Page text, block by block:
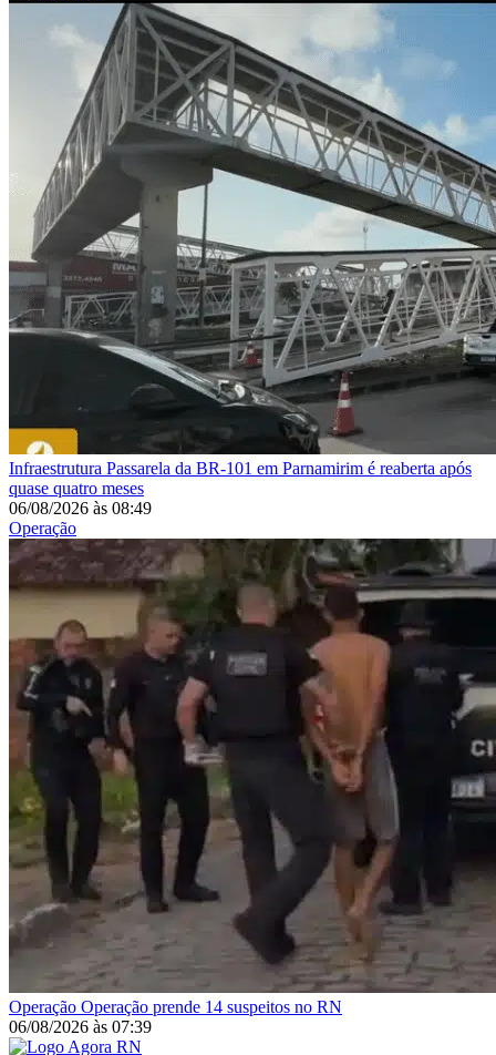
Infraestrutura Passarela da BR-101 em Parnamirim é reaberta após
quase quatro meses
06/08/2026 às 08:49
Operação
Operação Operação prende 14 suspeitos no RN
06/08/2026 às 07:39